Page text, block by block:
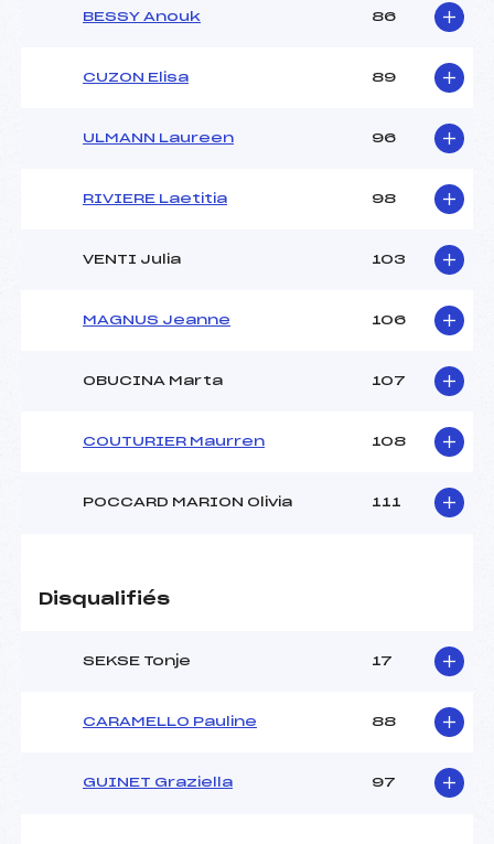
BESSY Anouk 86
CUZON Elisa 89
ULMANN Laureen 96
RIVIERE Laetitia 98
VENTI Julia 103
MAGNUS Jeanne 106
OBUCINA Marta 107
COUTURIER Maurren 108
POCCARD MARION Olivia 111
Disqualifiés
SEKSE Tonje 17
CARAMELLO Pauline 88
GUINET Graziella 97